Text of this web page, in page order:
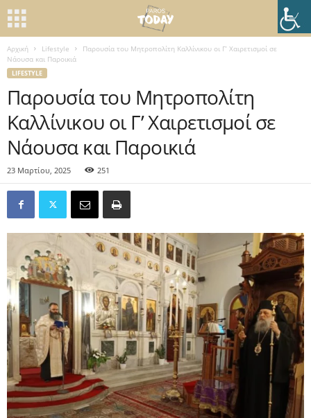
Αρχική Lifestyle
Παρουσία του Μητροπολίτη Καλλίνικου οι Γ’ Χαιρετισμοί σε
Νάουσα και Παροικιά
LIFESTYLE
Παρουσία του Μητροπολίτη
Καλλίνικου οι Γ’ Χαιρετισμοί σε
Νάουσα και Παροικιά
23 Μαρτίου, 2025 251